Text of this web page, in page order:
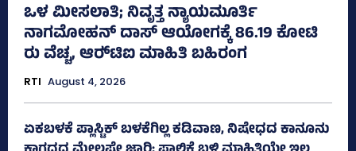
ಒಳ ಮೀಸಲಾತಿ; ನಿವೃತ್ತ ನ್ಯಾಯಮೂರ್ತಿ
ನಾಗಮೋಹನ್ ದಾಸ್ ಆಯೋಗಕ್ಕೆ 86.19 ಕೋಟಿ
ರು ವೆಚ್ಚ, ಆರ್‍‌ಟಿಐ ಮಾಹಿತಿ ಬಹಿರಂಗ
RTI August 4, 2026
ಏಕಬಳಕೆ ಪ್ಲಾಸ್ಟಿಕ್‌ ಬಳಕೆಗಿಲ್ಲ ಕಡಿವಾಣ, ನಿಷೇಧದ ಕಾನೂನು